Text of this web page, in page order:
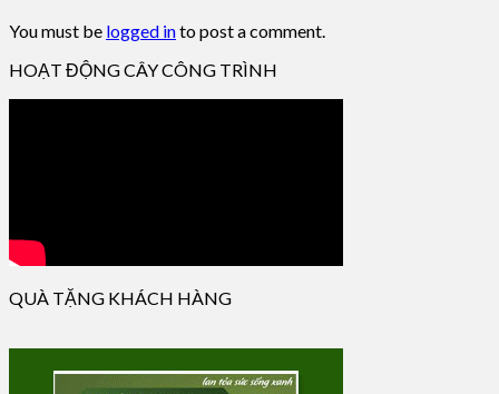
You must be logged into post a comment.
HOẠT ĐỘNG CÂY CÔNG TRÌNH
QUÀ TẶNG KHÁCH HÀNG